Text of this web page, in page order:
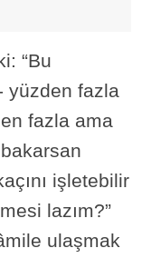
“Bu
yüzden fazla
fazla ama
işletebilir
lazım?”
ulaşmak